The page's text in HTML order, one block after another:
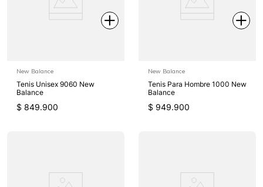
New Balance
Tenis Unisex 9060 New
Balance
$ 849.900
New Balance
Tenis Para Hombre 1000 New
Balance
$ 949.900